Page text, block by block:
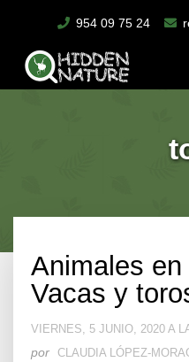
954 09 75 24
Animales
Vacas y
VIERNES, 5 JUNIO, 2020 A
por CLAUDIA LÓPEZ-